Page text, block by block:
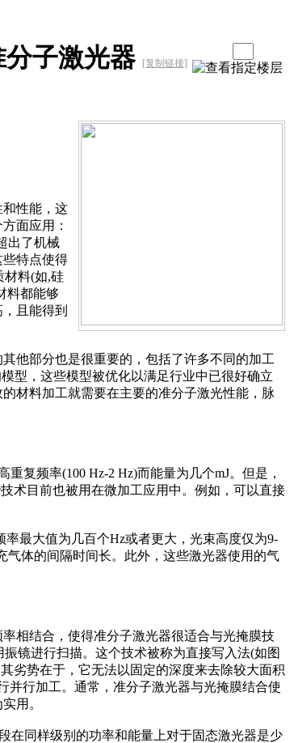
子激光器 [复制链接]
性能，这
面应用：
出了机械
特点使得
材料(如,硅
料都能够
且能得到
他部分也是很重要的，包括了许多不同的加工
型，这些模型被优化以满足行业中已很好确立
材料加工就需要在主要的准分子激光性能，脉
复频率(100 Hz-2 Hz)而能量为几个mJ。但是，
术目前也被用在微加工应用中。例如，可以直接
最大值为几百个Hz或者更大，光束高度仅为9-
气体的间隔时间长。此外，这些激光器使用的气
相结合，使得准分子激光器很适合与光掩膜技
镜进行扫描。这个技术被称为直接写入法(如图
劣势在于，它无法以固定的深度来去除较大面积
并行加工。通常，准分子激光器与光掩膜结合使
用。
同样级别的功率和能量上对于固态激光器是少